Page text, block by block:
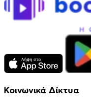
Κοινωνικά Δίκτυα